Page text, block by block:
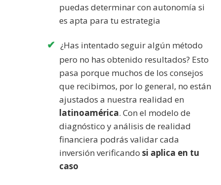
puedas determinar con autonomía si
es apta para tu estrategia
¿Has intentado seguir algún método
pero no has obtenido resultados? Esto
pasa porque muchos de los consejos
que recibimos, por lo general, no están
ajustados a nuestra realidad en
latinoamérica. Con el modelo de
diagnóstico y análisis de realidad
financiera podrás validar cada
inversión verificando si aplica en tu
caso